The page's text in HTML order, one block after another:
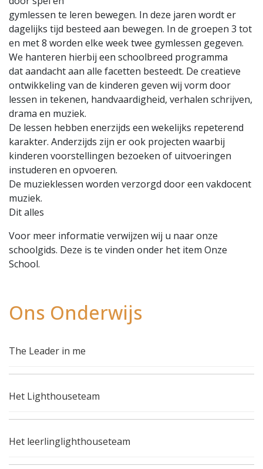
gymlessen te leren bewegen. In deze jaren wordt er
dagelijks tijd besteed aan bewegen. In de groepen 3 tot
en met 8 worden elke week twee gymlessen gegeven.
We hanteren hierbij een schoolbreed programma
dat aandacht aan alle facetten besteedt. De creatieve
ontwikkeling van de kinderen geven wij vorm door
lessen in tekenen, handvaardigheid, verhalen schrijven,
drama en muziek.
De lessen hebben enerzijds een wekelijks repeterend
karakter. Anderzijds zijn er ook projecten waarbij
kinderen voorstellingen bezoeken of uitvoeringen
instuderen en opvoeren.
De muzieklessen worden verzorgd door een vakdocent
muziek.
Dit alles
Voor meer informatie verwijzen wij u naar onze
schoolgids. Deze is te vinden onder het item Onze
School.
Ons Onderwijs
The Leader in me
Het Lighthouseteam
Het leerlinglighthouseteam